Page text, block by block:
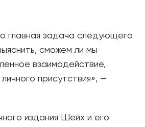
главная задача следующего
сможем ли мы
взаимодействие,
присутствия», —
издания Шейх и его